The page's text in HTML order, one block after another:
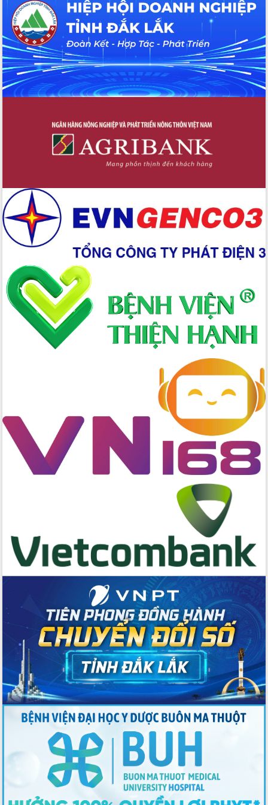
hiện nhiệm vụ quản lý tài sản công
hàng tuần
Tháo gỡ những vướng mắc, đẩy mạnh
công tác cải cách thủ tục hành chính
tại Trung tâm Phục vụ hành chính
công tỉnh
Đắk Lắk: Tôn vinh 46 giải pháp tại Hội
thi Sáng tạo Kỹ thuật 2024 - 2025
về phát triển nuôi trồng thủy sản
Phó Chủ tịch UBND tỉnh Đắk Lắk
Trương Công Thái kiểm tra thực địa
Dự án cao tốc Khánh Hòa - Buôn Ma
Định vị cà phê Việt Nam như một “di
sản sống” trong dòng chảy toàn cầu
Xây dựng nông thôn mới: Nâng cao đời
sống người dân từ những mô hình thiết
thực
Quyết liệt tháo gỡ vướng mắc, đẩy
nhanh tiến độ các dự án trọng điểm
trong Khu kinh tế Nam Phú Yên
Hòn Yến phát triển du lịch gắn với bảo
tồn biển
Lấy ý kiến điều chỉnh Quy hoạch tỉnh
Đắk Lắk thời kỳ 2021-2030, tầm nhìn
đến năm 2050
II/2026
Đắk Lắk ký kết thỏa thuận hợp tác về
chuyển đổi số giai đoạn 2026 – 2030
với Tập đoàn Bưu chính Viễn thông
Việt Nam
du khách thông qua Hệ thống cơ sở dữ
liệu và Bản đồ số
Tập huấn ứng dụng trí tuệ nhân tạo (AI)
Đoàn đại biểu Quốc hội tỉnh Đắk Lắk
trao đổi thông tin trước Kỳ họp thứ
nhất, Quốc hội khóa XVI
Quyết liệt cải cách hành chính, khơi
thông nguồn lực phát triển
Nâng cao hiệu lực, hiệu quả HĐND
tỉnh thông qua hiện đại hóa hành chính
Xã Ea Phê gắn cải cách hành chính với
chuyển đổi số
Phó Chủ tịch Thường trực UBND tỉnh
Hồ Thị Nguyên Thảo làm việc tại Trung
tâm Phục vụ hành chính công xã Ea
Phê
Xây dựng nền hành chính số đồng
hành cùng nông dân dân, doanh nghiệp